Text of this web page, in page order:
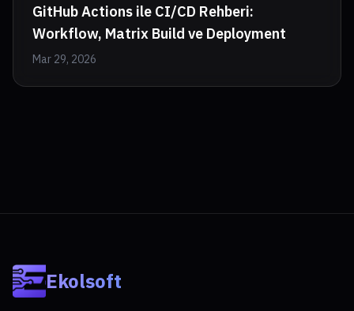
GitHub Actions ile CI/CD Rehberi:
Workflow, Matrix Build ve Deployment
Mar 29, 2026
Ekolsoft